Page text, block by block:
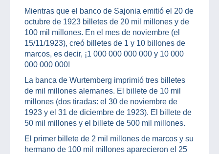
Mientras que el banco de Sajonia emitió el 20 de
octubre de 1923 billetes de 20 mil millones y de
100 mil millones. En el mes de noviembre (el
15/11/1923), creó billetes de 1 y 10 billones de
marcos, es decir, ¡1 000 000 000 000 y 10 000
000 000 000!
La banca de Wurtemberg imprimió tres billetes
de mil millones alemanes. El billete de 10 mil
millones (dos tiradas: el 30 de noviembre de
1923 y el 31 de diciembre de 1923). El billete de
50 mil millones y el billete de 500 mil millones.
El primer billete de 2 mil millones de marcos y su
hermano de 100 mil millones aparecieron el 25